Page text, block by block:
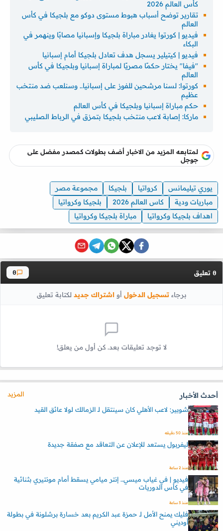
كأس العالم 2026
تقارير توضح أسباب هبوط مستوى دوكو مع بلجيكا في كأس
العالم
فيديو | كورتوا يغادر مباراة بلجيكا وإسبانيا مصابًا وينهمر في
البكاء
فيديو | كيتيلير يسجل هدف تعادل بلجيكا أمام إسبانيا
"فيفا" يختار حكمًا مصريًا لمباراة إسبانيا وبلجيكا في كأس
العالم
كورتوا: لسنا مرشحين للفوز على إسبانيا.. وسنلعب ضد منتخب
عظيم
حكم مباراة إسبانيا وبلجيكا في كأس العالم
ماركا: إصابة لاعب منتخب بلجيكا بتمزق في الرباط الصليبي
لمتابعه المزيد من الاخبار أضف بطولات كمصدر مفضل على
جوجل
يوري تيليمانس كرواتيا بلجيكا
مجموعة مصر
مباريات ودية
كاس العالم 2026
بلجيكا وكرواتيا
اهداف بلجيكا وكرواتيا
مباراة بلجيكا وكرواتيا
0 تعليق 0
برجاءتسجيل الدخول أواشتراك جديد لكتابة تعليق
لا توجد تعليقات بعد. كن أول من يعلق!
أحدث الأخبار
المزيد
شوبير: لاعب الأهلي كان سينتقل لـ الزمالك لولا عائق القيد
منذ 50 دقيقه
ليفربول يستعد للإعلان عن التعاقد مع صفقة جديدة
منذ 2 ساعة
فيديو | في غياب ميسي.. إنتر ميامي يسقط أمام مونتيري بثنائية
في كأس الدوريات
منذ 3 ساعة
فليك يمنح الأمل لـ حمزة عبد الكريم بعد خسارة برشلونة في بطولة
أوديني